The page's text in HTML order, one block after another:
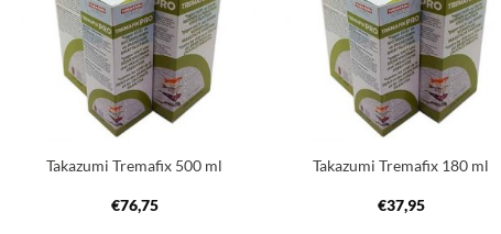
Takazumi Tremafix 500 ml
€76,75
Takazumi Tremafix 180 ml
€37,95